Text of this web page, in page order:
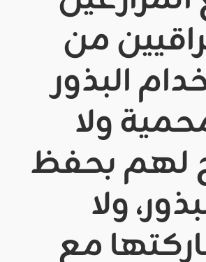
من
البذور
ولا
لهم بحفظ
ولا
مع